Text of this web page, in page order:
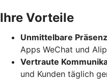
Ihre Vorteile
Unmittelbare Präsenz
Apps WeChat und
Vertraute
und Kunden täglich